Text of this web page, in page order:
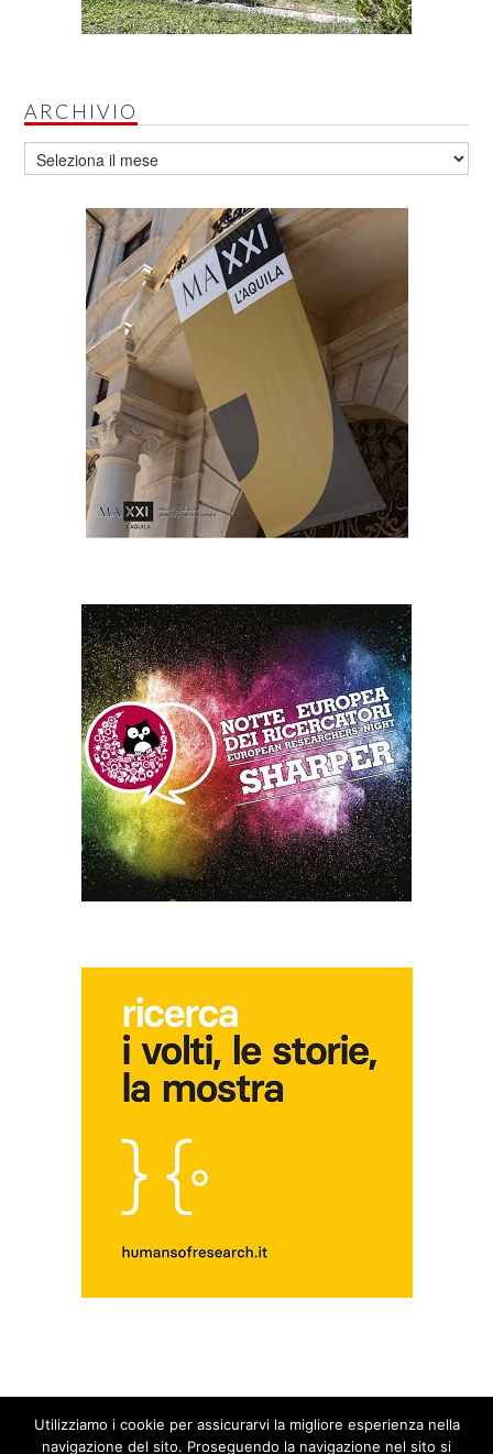
ARCHIVIO
© Copyright 2014 - 2026 - Blog Fuori dal Giro | All Rights Reserved |Privacy &
Utilizziamo i cookie per assicurarvi la migliore esperienza nella
navigazione del sito. Proseguendo la navigazione nel sito si